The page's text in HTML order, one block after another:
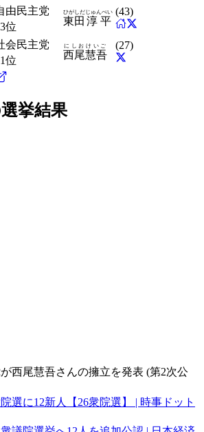
由民主党
3位 東田
ひがしだ
淳平
じゅんぺい (43)
会民主党
1位 西尾
にしお
慧吾
けいご (27)
挙結果
が西尾慧吾さんの擁立を発表 (第2次公
選に12新人【26衆院選】 | 時事ドット